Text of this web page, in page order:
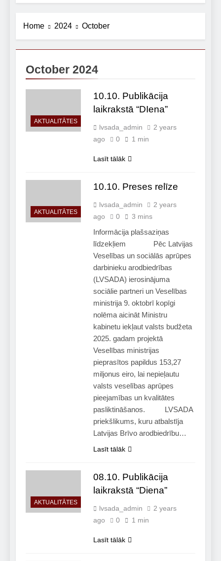
Home 2024 October
October 2024
AKTUALITĀTES
10.10. Publikācija
laikrakstā “DIena”
lvsada_admin
2 years
ago
0 1 min
Lasīt tālāk
AKTUALITĀTES
10.10. Preses relīze
lvsada_admin
2 years
ago
0 3 mins
Informācija plašsaziņas
līdzekļiem Pēc Latvijas
Veselības un sociālās aprūpes
darbinieku arodbiedrības
(LVSADA) ierosinājuma
sociālie partneri un Veselības
ministrija 9. oktobrī kopīgi
nolēma aicināt Ministru
kabinetu iekļaut valsts budžeta
2025. gadam projektā
Veselības ministrijas
pieprasītos papildus 153,27
miljonus eiro, lai nepieļautu
valsts veselības aprūpes
pieejamības un kvalitātes
pasliktināšanos. LVSADA
priekšlikums, kuru atbalstīja
Latvijas Brīvo arodbiedrību…
Lasīt tālāk
AKTUALITĀTES
08.10. Publikācija
laikrakstā “Diena”
lvsada_admin
2 years
ago
0 1 min
Lasīt tālāk